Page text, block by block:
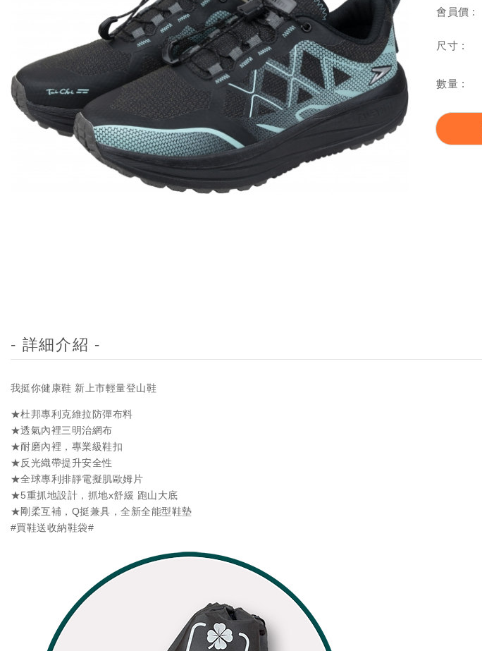
會員價 :
尺寸 :
數量 :
- 詳細介紹 -
我挺你健康鞋 新上市輕量登山鞋
★杜邦專利克維拉防彈布料
★透氣內裡三明治網布
★耐磨內裡，專業級鞋扣
★反光織帶提升安全性
★全球專利排靜電擬肌歐姆片
★5重抓地設計，抓地x舒緩 跑山大底
★剛柔互補，Q挺兼具，全新全能型鞋墊
#買鞋送收納鞋袋#